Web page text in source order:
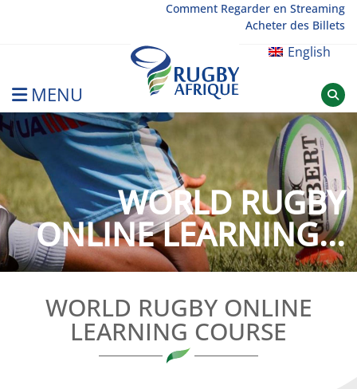
Comment Regarder en Streaming
Acheter des Billets
English
MENU
Rugby Afrique
WORLD RUGBY
ONLINE LEARNING...
WORLD RUGBY ONLINE
LEARNING COURSE